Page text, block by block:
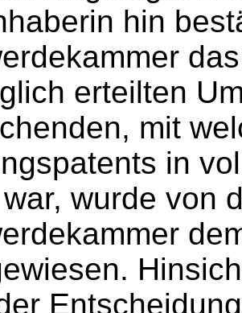
hin
erteilten
mit
in
wurde von